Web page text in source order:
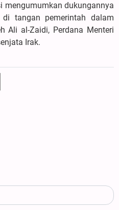
mengumumkan dukungannya
tangan pemerintah dalam
Ali al-Zaidi, Perdana Menteri
Irak.